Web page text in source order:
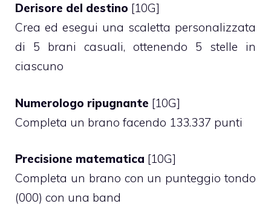
Derisore del destino [10G]
Crea ed esegui una scaletta personalizzata
di 5 brani casuali, ottenendo 5 stelle in
ciascuno
Numerologo ripugnante [10G]
Completa un brano facendo 133.337 punti
Precisione matematica [10G]
Completa un brano con un punteggio tondo
(000) con una band